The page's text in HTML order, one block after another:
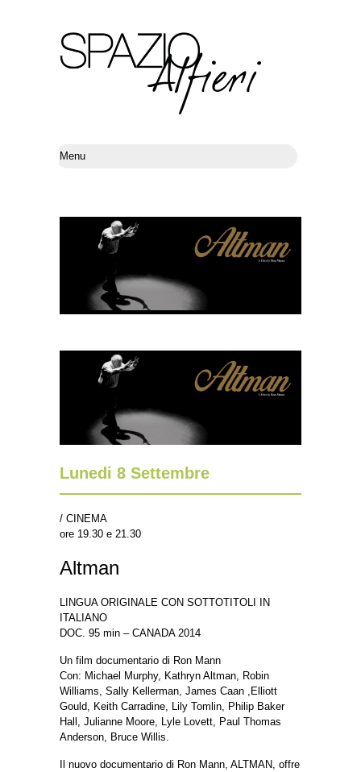
Lunedi 8 Settembre
/ CINEMA
ore 19.30 e 21.30
Altman
LINGUA ORIGINALE CON SOTTOTITOLI IN
ITALIANO
DOC. 95 min – CANADA 2014
Un film documentario di Ron Mann
Con: Michael Murphy, Kathryn Altman, Robin
Williams, Sally Kellerman, James Caan ,Elliott
Gould, Keith Carradine, Lily Tomlin, Philip Baker
Hall, Julianne Moore, Lyle Lovett, Paul Thomas
Anderson, Bruce Willis.
Il nuovo documentario di Ron Mann, ALTMAN, offre